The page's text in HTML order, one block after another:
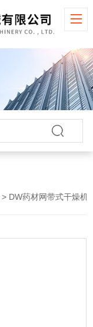
> DW药材网带式干燥机